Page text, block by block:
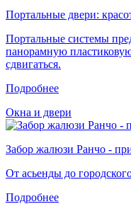
Портальные двери:
Портальные системы
панорамную
сдвигаться.
Подробнее
Окна и двери
Забор жалюзи Ранчо -
От асьенды до
Подробнее